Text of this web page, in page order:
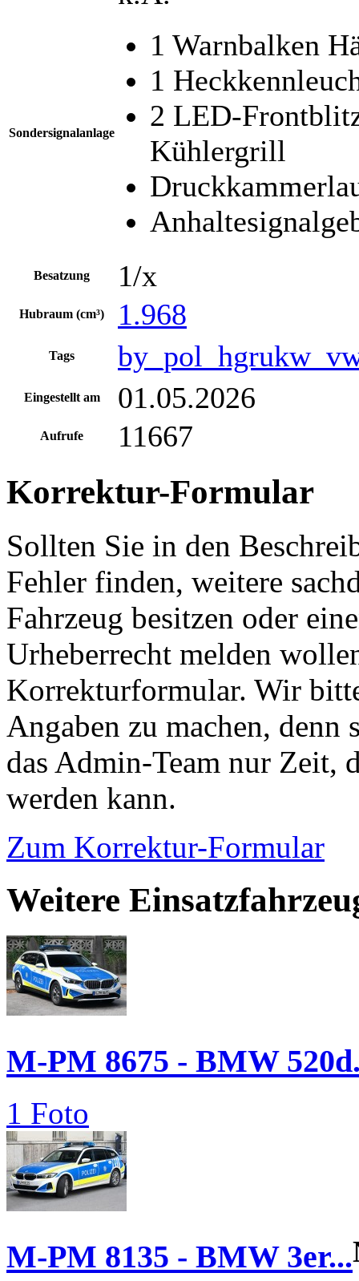
Sondersignalanlage
1 Warnbalken
1
2 LED-
Kühlergrill
Besatzung 1/x
Hubraum (cm³) 1.968
Tags
Eingestellt am 01.05.2026
Aufrufe 11667
Korrektur-Formular
Sollten Sie in den
Fehler finden, weitere
Fahrzeug besitzen oder
Urheberrecht melden
Korrekturformular. Wir
Angaben zu machen,
das Admin-Team nur Zeit,
werden kann.
Zum Korrektur-Formular
Weitere
M-PM 8675 - BMW
1 Foto
M-PM 8135 - BMW 3er...